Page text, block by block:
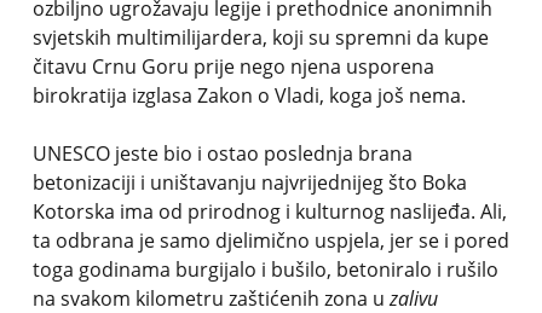
ozbiljno ugrožavaju legije i prethodnice anonimnih
svjetskih multimilijardera, koji su spremni da kupe
čitavu Crnu Goru prije nego njena usporena
birokratija izglasa Zakon o Vladi, koga još nema.
UNESCO jeste bio i ostao poslednja brana
betonizaciji i uništavanju najvrijednijeg što Boka
Kotorska ima od prirodnog i kulturnog naslijeđa. Ali,
ta odbrana je samo djelimično uspjela, jer se i pored
toga godinama burgijalo i bušilo, betoniralo i rušilo
na svakom kilometru zaštićenih zona uzalivu